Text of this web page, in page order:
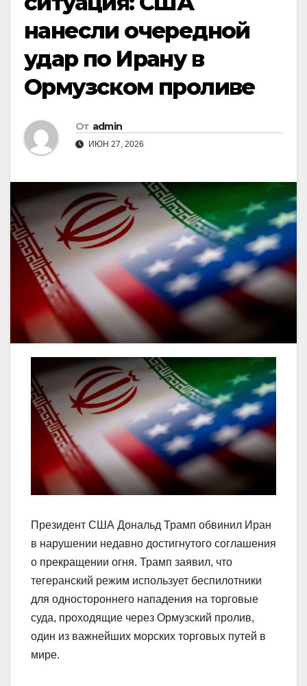
нанесли очередной
удар по Ирану в
Ормузском проливе
От admin
ИЮН 27, 2026
Президент США Дональд Трамп обвинил Иран
в нарушении недавно достигнутого соглашения
о прекращении огня. Трамп заявил, что
тегеранский режим использует беспилотники
для одностороннего нападения на торговые
суда, проходящие через Ормузский пролив,
один из важнейших морских торговых путей в
мире.